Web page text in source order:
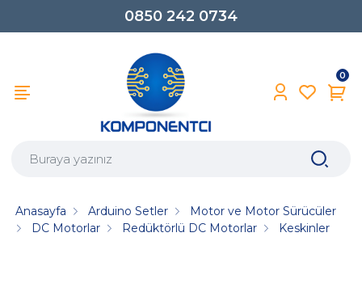
0850 242 0734
0
Anasayfa Arduino Setler
Motor ve Motor Sürücüler
DC Motorlar
Redüktörlü DC Motorlar Keskinler